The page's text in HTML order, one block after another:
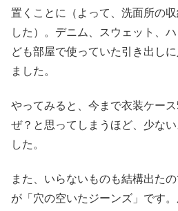
置くことに（よって、洗面所の
した）。デニム、スウェット、
ども部屋で使っていた引き出し
ました。
やってみると、今まで衣装ケー
ぜ？と思ってしまうほど、少な
した。
また、いらないものも結構出た
が「穴の空いたジーンズ」です